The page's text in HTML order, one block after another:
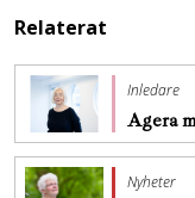
Relaterat
Inledare
Agera
Nyheter